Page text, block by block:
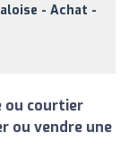
- Achat -
ou courtier
ou vendre une